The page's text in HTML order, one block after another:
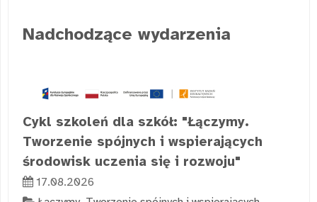
Nadchodzące wydarzenia
Cykl szkoleń dla szkół: "Łączymy.
Tworzenie spójnych i wspierających
środowisk uczenia się i rozwoju"
17.08.2026